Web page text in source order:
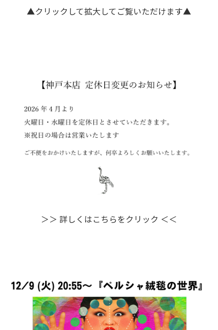
▲クリックして拡大してご覧いただけます▲
＞＞ 詳しくはこちらをクリック ＜＜